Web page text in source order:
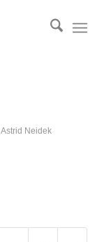
Astrid Neidek